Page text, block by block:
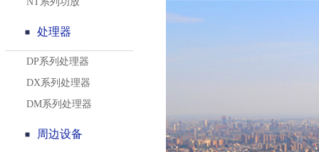
处理器
DP系列处理器
DX系列处理器
DM系列处理器
周边设备